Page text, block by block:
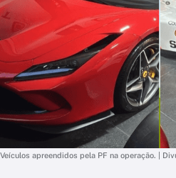
Veículos apreendidos pela PF na operação. |